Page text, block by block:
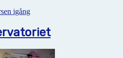
igång